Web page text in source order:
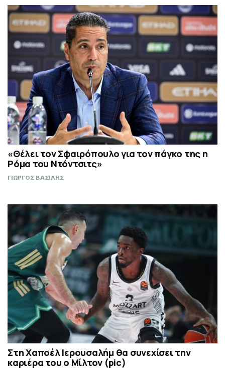
«Θέλει τον Σφαιρόπουλο για τον πάγκο της η
Ρόμα του Ντόντσιτς»
ΓΙΩΡΓΟΣ ΒΑΣΙΛΗΣ
Στη Χαποέλ Ιερουσαλήμ θα συνεχίσει την
καριέρα του ο Μίλτον (pic)